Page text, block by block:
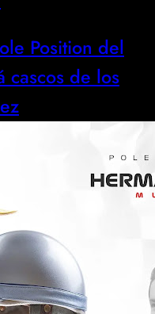
Position del
cascos de los